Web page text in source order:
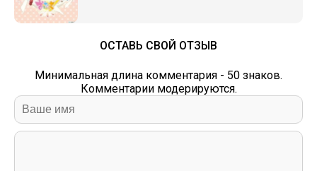
ОСТАВЬ СВОЙ ОТЗЫВ
Минимальная длина комментария - 50 знаков.
Комментарии модерируются.